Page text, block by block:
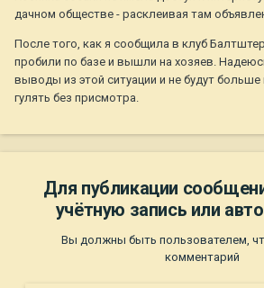
дачном обществе - расклеивая там
После того, как я сообщила в клуб
пробили по базе и вышли на хозяев.
выводы из этой ситуации и не будут больше
гулять без присмотра.
Для публикации
учётную запись или
Вы должны быть пользователем,
комментарий